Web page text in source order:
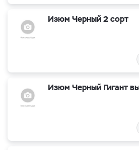
Изюм Черный 2 сорт
Изюм Черный Гигант